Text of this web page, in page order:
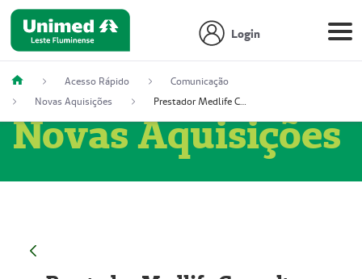
Login
Acesso Rápido
Comunicação
Novas Aquisições
Prestador Medlife Consultas e Diagnósticos (51004334-2)
Novas Aquisições